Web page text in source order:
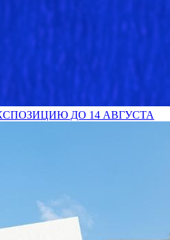
ДО 14 АВГУСТА